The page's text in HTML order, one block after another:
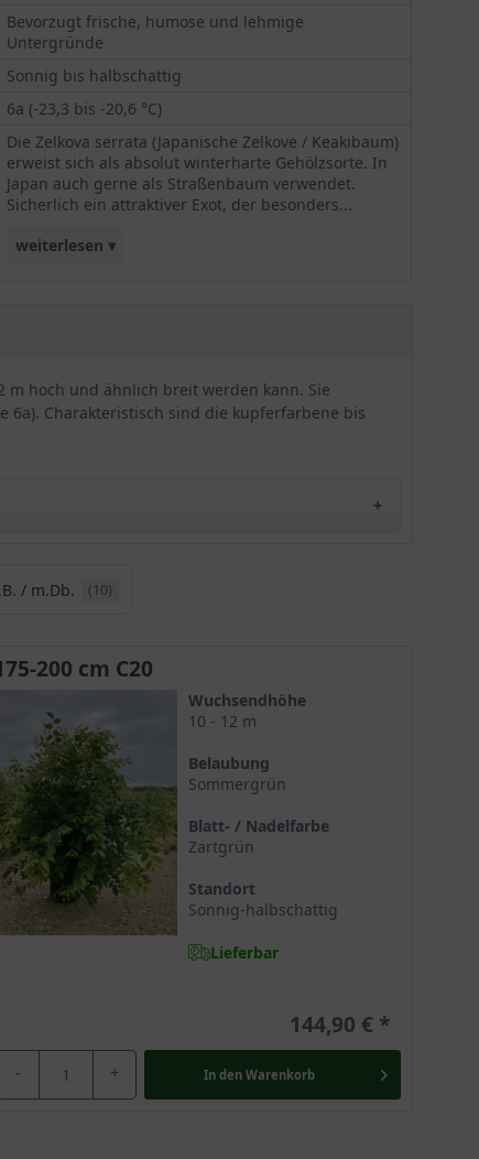
Bevorzugt frische, humose und lehmige
Untergründe
Sonnig bis halbschattig
6a (-23,3 bis -20,6 °C)
Die Zelkova serrata (Japanische Zelkove / Keakibaum)
erweist sich als absolut winterharte Gehölzsorte. In
Japan auch gerne als Straßenbaum verwendet.
Sicherlich ein attraktiver Exot, der besonders...
weiterlesen ▾
m hoch und ähnlich breit werden kann. Sie
6a). Charakteristisch sind die kupferfarbene bis
kennt man die Zelkova serrata unter dem
ausschließlich in Mischbeständen und steht
mit einem formschönen Wuchs und einer
Robustheit zudem die Verwendung als Stadt-
und sich dabei Zeit lässt. Sie wird bis zu 1000
weltweit zu einem wertvollen Zukunftsbaum.
/ m.Db. (10)
200 cm C20
Wuchsendhöhe
10 - 12 m
Belaubung
Sommergrün
Blatt- / Nadelfarbe
Zartgrün
Standort
Sonnig-halbschattig
Lieferbar
144,90 €
- + In den Warenkorb